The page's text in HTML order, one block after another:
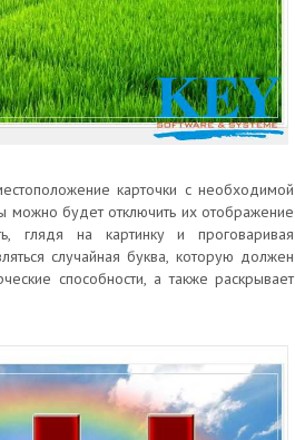
карточки с необходимой
можно будет отключить их отображение
глядя на картинку и проговаривая
случайная буква, которую должен
способности, а также раскрывает